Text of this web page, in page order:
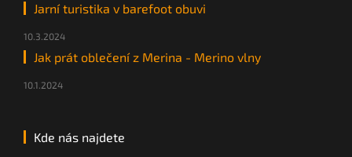
Jarní turistika v barefoot obuvi
10.3.2024
Jak prát oblečení z Merina - Merino vlny
10.1.2024
Kde nás najdete